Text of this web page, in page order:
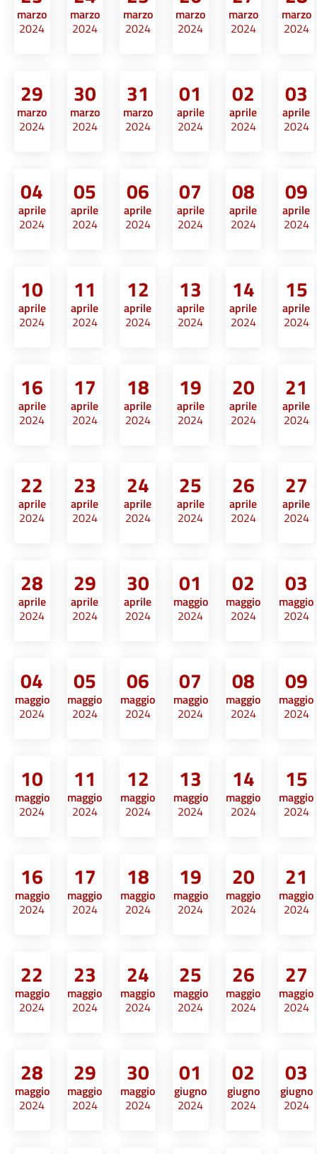
marzo
2024
marzo
2024
marzo
2024
marzo
2024
marzo
2024
marzo
2024
29
marzo
2024
30
marzo
2024
31
marzo
2024
01
aprile
2024
02
aprile
2024
03
aprile
2024
04
aprile
2024
05
aprile
2024
06
aprile
2024
07
aprile
2024
08
aprile
2024
09
aprile
2024
10
aprile
2024
11
aprile
2024
12
aprile
2024
13
aprile
2024
14
aprile
2024
15
aprile
2024
16
aprile
2024
17
aprile
2024
18
aprile
2024
19
aprile
2024
20
aprile
2024
21
aprile
2024
22
aprile
2024
23
aprile
2024
24
aprile
2024
25
aprile
2024
26
aprile
2024
27
aprile
2024
28
aprile
2024
29
aprile
2024
30
aprile
2024
01
maggio
2024
02
maggio
2024
03
maggio
2024
04
maggio
2024
05
maggio
2024
06
maggio
2024
07
maggio
2024
08
maggio
2024
09
maggio
2024
10
maggio
2024
11
maggio
2024
12
maggio
2024
13
maggio
2024
14
maggio
2024
15
maggio
2024
16
maggio
2024
17
maggio
2024
18
maggio
2024
19
maggio
2024
20
maggio
2024
21
maggio
2024
22
maggio
2024
23
maggio
2024
24
maggio
2024
25
maggio
2024
26
maggio
2024
27
maggio
2024
28
maggio
2024
29
maggio
2024
30
maggio
2024
01
giugno
2024
02
giugno
2024
03
giugno
2024